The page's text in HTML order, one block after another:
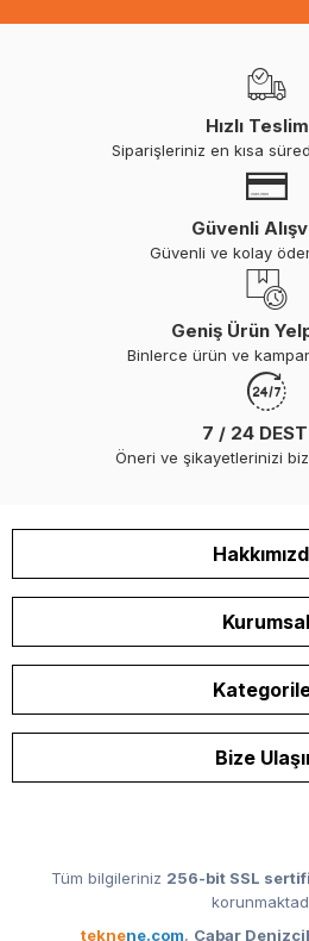
Hızlı
Siparişleriniz en kısa
Güvenli
Güvenli ve kolay
Geniş Ürün
Binlerce ürün ve
7 / 24
Öneri ve şikayetlerinizi
Kurumsal
Bize
Tüm bilgileriniz 256-bit SSL
teknene.com, Cabar